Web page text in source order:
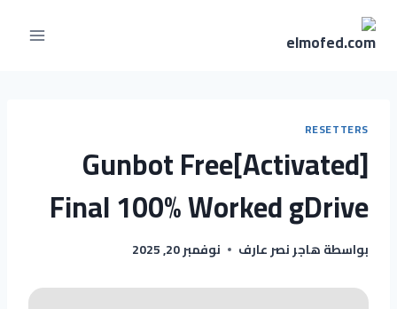
التجاوز
RESETTERS
Gunbot Free[Activated]
Final 100% Worked gDrive
بواسطةهاجر نصر عارف نوفمبر 20, 2025